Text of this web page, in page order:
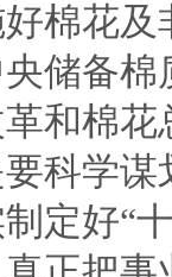
棉花及
储备棉
和棉
科学谋
定好“